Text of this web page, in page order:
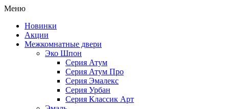
Меню
Новинки
Акции
Межкомнатные двери
Эко Шпон
Серия Атум
Серия Атум Про
Серия Эмалекс
Серия Урбан
Серия Классик Арт